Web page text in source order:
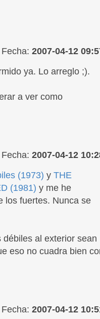
Fecha: 2007-04-12
ya. Lo arreglo ;).
a ver como
Fecha: 2007-04-12
(1973) y THE
(1981) y me he
los fuertes. Nunca se
al exterior sean
eso no cuadra bien
Fecha: 2007-04-12